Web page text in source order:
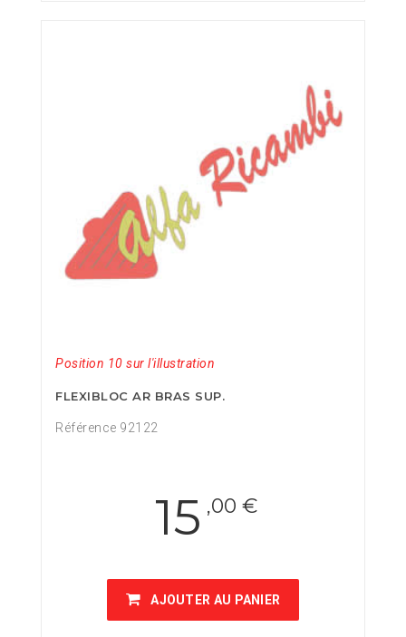
Position 10 sur l'illustration
FLEXIBLOC AR BRAS SUP.
Référence 92122
15 ,00 €
AJOUTER AU PANIER